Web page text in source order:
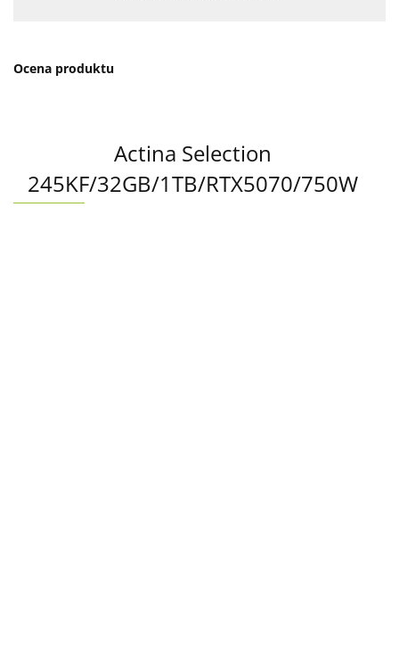
Ocena produktu
Actina Selection
245KF/32GB/1TB/RTX5070/750W